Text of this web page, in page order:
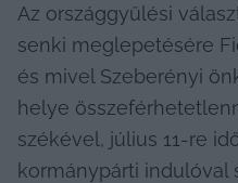
Az országgyűlési
senki meglepetésére
és mivel Szeberényi
helye
székével, július 11-re
kormánypárti indulóval